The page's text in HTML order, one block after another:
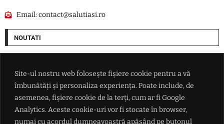
Site-ul nostru web folosește fișiere cookie pentru a vă
îmbunătăți și personaliza experiența. Poate include, de
asemenea, fișiere cookie de la terți, cum ar fi Google
Analytics. Aceste cookie-uri vor fi stocate în browser,
numai cu acordul dumneavoastră apăsând pe butonul
Email:contact@salutiasi.ro
NOUTATI
Ormuz. Atacurile asupra navelor ar putea bloca acordul
Nicolae Stanciu a marcat și a adus victoria echipei sale Dalian Yingbo